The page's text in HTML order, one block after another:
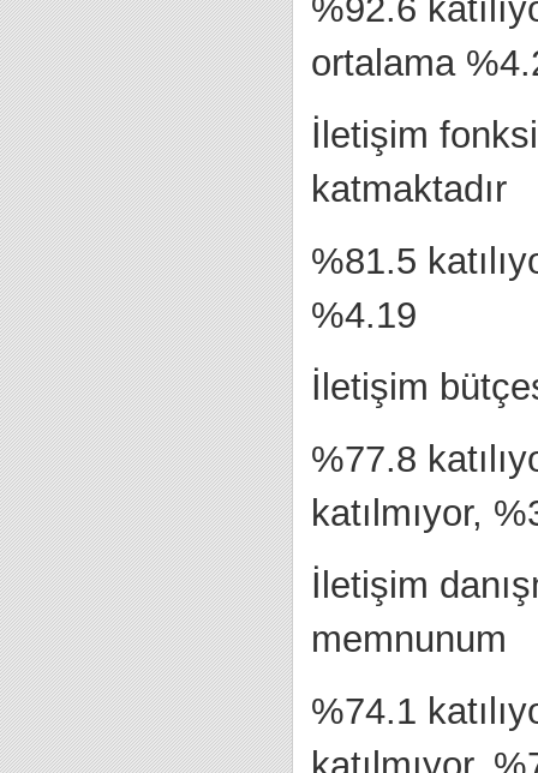
%92.6
ortalama
İletişim
katmaktadır
%81.5
%4.19
İletişim
%77.8
katılmıyor,
İletişim
memnunum
%74.1
katılmıyor,